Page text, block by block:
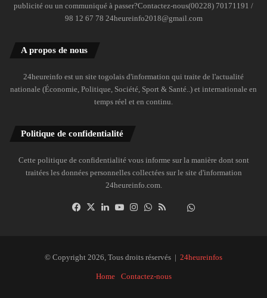
publicité ou un communiqué à passer?Contactez-nous(00228) 70171191 /
98 12 67 78 24heureinfo2018@gmail.com
A propos de nous
24heureinfo est un site togolais d'information qui traite de l'actualité
nationale (Économie, Politique, Société, Sport & Santé..) et internationale en
temps réel et en continu.
Politique de confidentialité
Cette politique de confidentialité vous informe sur la manière dont sont
traitées les données personnelles collectées sur le site d'information
24heureinfo.com.
Facebook
X LinkedinYouTubeInstagramWhatsAppDailymotion
© Copyright 2026, Tous droits réservés | 24heureinfos
Home Contactez-nous